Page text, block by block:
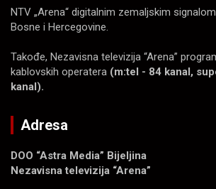
NTV „Arena“ digitalnim zemaljskim
Bosne i Hercegovine.
Takođe, Nezavisna televizija “Arena”
kablovskih operatera (m:tel - 84 kanal,
kanal).
Adresa
DOO “Astra Media” Bijeljina
Nezavisna televizija “Arena”